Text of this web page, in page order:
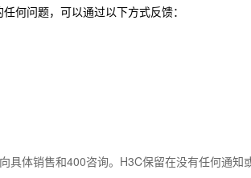
何问题，可以通过以下方式反馈：
具体销售和400咨询。H3C保留在没有任何通